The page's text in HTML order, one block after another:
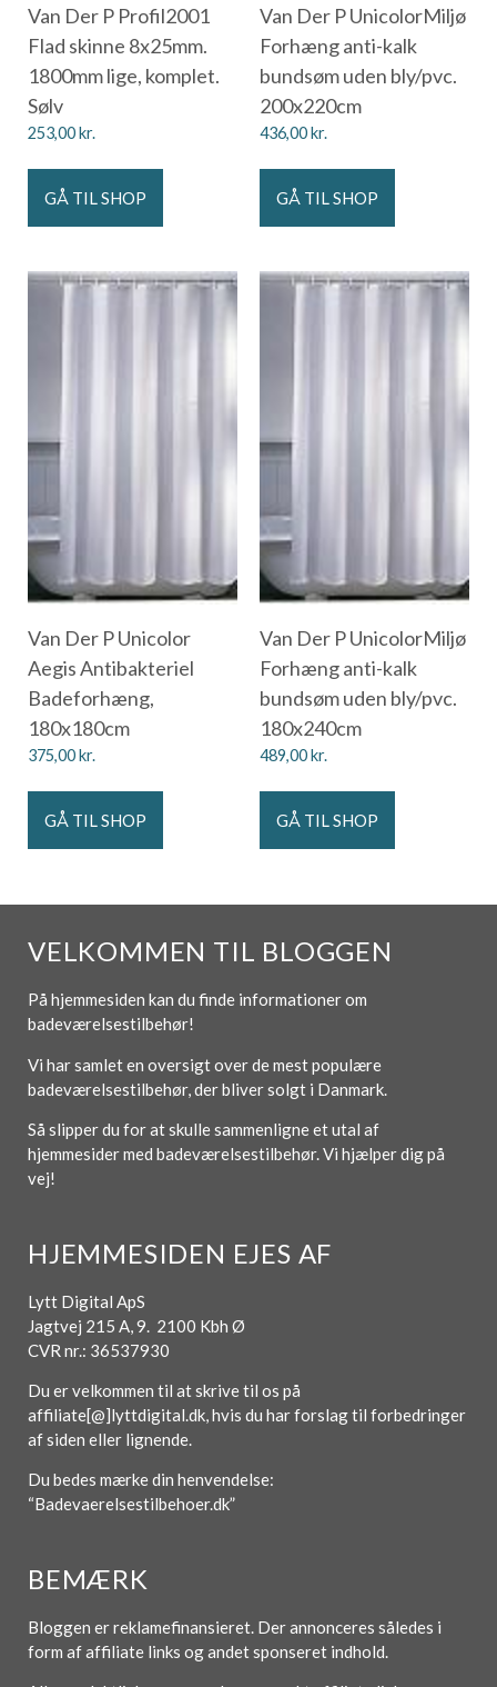
Van Der P Profil2001
Flad skinne 8x25mm.
1800mm lige, komplet.
Sølv
253,00kr.
GÅ TIL SHOP
Van Der P UnicolorMiljø
Forhæng anti-kalk
bundsøm uden bly/pvc.
200x220cm
436,00kr.
GÅ TIL SHOP
Van Der P Unicolor
Aegis Antibakteriel
Badeforhæng,
180x180cm
375,00kr.
GÅ TIL SHOP
Van Der P UnicolorMiljø
Forhæng anti-kalk
bundsøm uden bly/pvc.
180x240cm
489,00kr.
GÅ TIL SHOP
VELKOMMEN TIL BLOGGEN
På hjemmesiden kan du finde informationer om
badeværelsestilbehør!
Vi har samlet en oversigt over de mest populære
badeværelsestilbehør, der bliver solgt i Danmark.
Så slipper du for at skulle sammenligne et utal af
hjemmesider med badeværelsestilbehør. Vi hjælper dig på
vej!
HJEMMESIDEN EJES AF
Lytt Digital ApS
Jagtvej 215 A, 9. 2100 Kbh Ø
CVR nr.: 36537930
Du er velkommen til at skrive til os på
affiliate[@]lyttdigital.dk, hvis du har forslag til forbedringer
af siden eller lignende.
Du bedes mærke din henvendelse:
“Badevaerelsestilbehoer.dk”
BEMÆRK
Bloggen er reklamefinansieret. Der annonceres således i
form af affiliate links og andet sponseret indhold.